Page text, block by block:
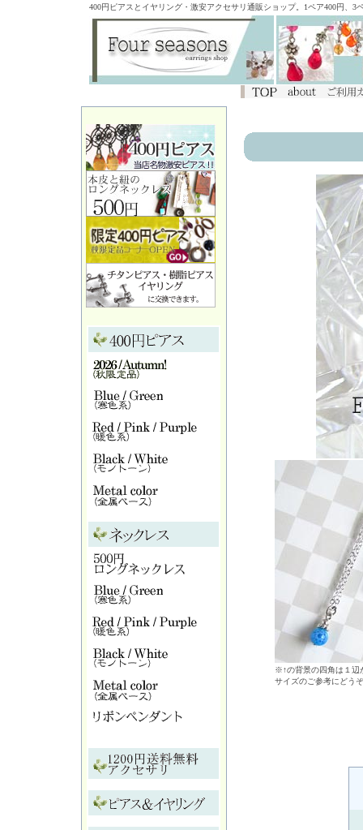
400円ピアスとイヤリング・激安アクセサリ通販ショップ。1ペア400円、
※↑の背景の四角は１辺
サイズのご参考にどう